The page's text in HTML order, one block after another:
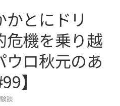
とにドリ
危機を乗り越
ウロ秋元のあ
】
談